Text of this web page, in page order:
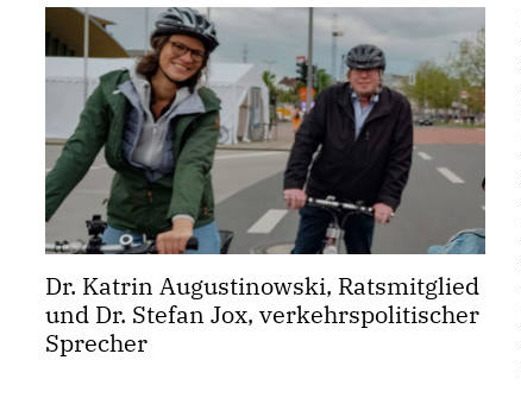
Dr. Katrin Augustinowski, Ratsmitglied
und Dr. Stefan Jox, verkehrspolitischer
Sprecher